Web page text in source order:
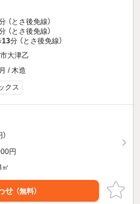
（とさ後免線）
（とさ後免線）
13分 （とさ後免線）
大津乙
/ 木造
クス
円
せ （無料）